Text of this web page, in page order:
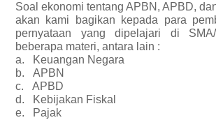
Soal ekonomi tentang APBN, APBD,
akan kami bagikan kepada para
pernyataan yang dipelajari di
beberapa materi, antara lain :
a.
Keuangan Negara
b.
APBN
c.
APBD
d.
Kebijakan Fiskal
e.
Pajak